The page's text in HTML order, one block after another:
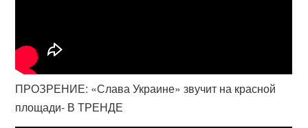
ПРОЗРЕНИЕ: «Слава Украине» звучит на красной
площади- В ТРЕНДЕ